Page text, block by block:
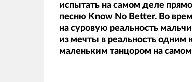
испытать на самом деле
песню Know No Better. Во
на суровую реальность
из мечты в реальность
маленьким танцором на